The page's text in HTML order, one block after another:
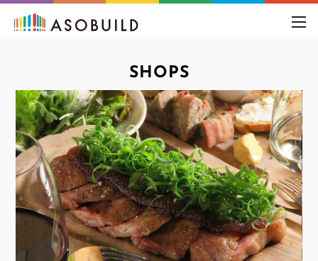
SHOPS